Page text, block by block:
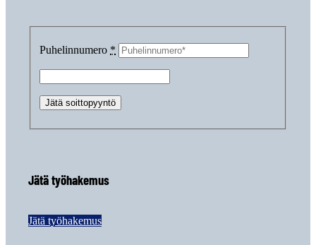
Puhelinnumero *
Jätä työhakemus
Jätä työhakemus